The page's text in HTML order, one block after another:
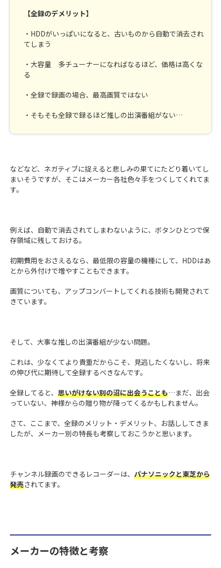
【全録のデメリット】
・HDDがいっぱいになると、古いものから自動で消去され
てしまう
・大容量 多チューナーになればなるほど、価格は高くな
る
・全録で録画の場合、最高画質ではない
・そもそも全録で録るほど推しの出演番組がない…
などなど、ネガティブに捉えると悲しみの果てにたどり着いてし
まいそうですが、そこはメーカー各社色々手をつくしてくれてま
す。
例えば、自動で消去されてしまわないように、ボタンひとつで保
存領域に残しておける。
初期費用をおさえるなら、最低限の容量の機種にして、HDDはあ
とから外付けで増やすこともできます。
画質についても、アップコンバートしてくれる技術も開発されて
きています。
そして、大事な推しの出演番組が少ない問題。
これは、少なくてより貴重だからこそ、見逃したくないし、将来
の伸び代に期待して全録するべきなんです。
全録してると、 思いがけない別の沼に出会うことも…まだ、出会
っていない、神様からの贈り物が降ってくるかもしれません。
さて、ここまで、全録のメリット・デメリット、お話ししてきま
したが、メーカー別の特長も考察しておこうかと思います。
チャンネル録画のできるレコーダーは、 パナソニックと東芝から
発売されてます。
メーカーの特徴と考察